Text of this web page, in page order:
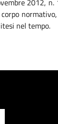
2012, n.
nel tempo.